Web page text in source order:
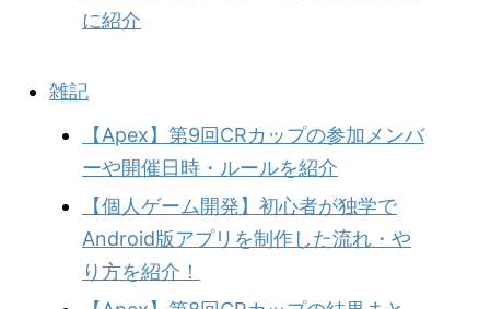
に紹介
雑記
【Apex】第9回CRカップの参加メンバ
ーや開催日時・ルールを紹介
【個人ゲーム開発】初心者が独学で
Android版アプリを制作した流れ・や
り方を紹介！